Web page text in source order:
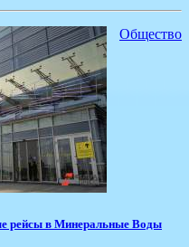
Общество
рейсы в Минеральные Воды